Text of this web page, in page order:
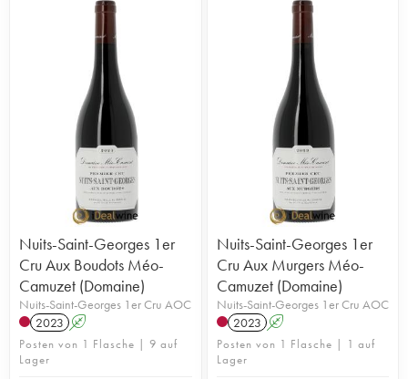
Nuits-Saint-Georges 1er
Cru Aux Boudots Méo-
Camuzet (Domaine)
Nuits-Saint-Georges 1er Cru AOC
2023 A
Posten von 1 Flasche | 9 auf
Lager
Nuits-Saint-Georges 1er
Cru Aux Murgers Méo-
Camuzet (Domaine)
Nuits-Saint-Georges 1er Cru AOC
2023 A
Posten von 1 Flasche | 1 auf
Lager